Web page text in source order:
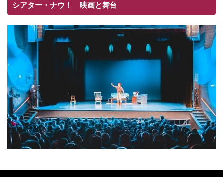
シアター・ナウ！ 映画と舞台